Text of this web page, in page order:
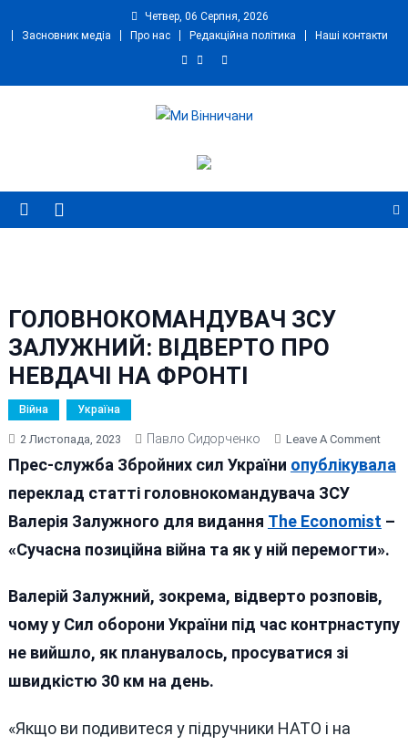
Четвер, 06 Серпня, 2026
Засновник медіа
Про нас Редакційна політика Наші контакти
ГОЛОВНОКОМАНДУВАЧ ЗСУ
ЗАЛУЖНИЙ: ВІДВЕРТО ПРО
НЕВДАЧІ НА ФРОНТІ
Війна Україна
2 Листопада, 2023 Павло Сидорченко Leave A CommentOn
Прес-служба Збройних сил України опублікувала
переклад статті головнокомандувача ЗСУ
Валерія Залужного для видання The Economist –
«Сучасна позиційна війна та як у ній перемогти».
Валерій Залужний, зокрема, відверто розповів,
чому у Сил оборони України під час контрнаступу
не вийшло, як планувалось, просуватися зі
швидкістю 30 км на день.
«Якщо ви подивитеся у підручники НАТО і на